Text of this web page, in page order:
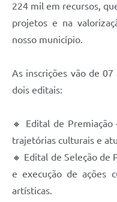
224 mil em recursos,
projetos e na
nosso município.
As inscrições vão de
dois editais:
🔸 Edital de
trajetórias culturais e
🔸 Edital de Seleção de
e execução de ações
artísticas.